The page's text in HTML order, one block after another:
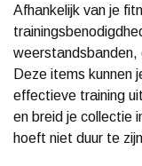
Afhankelijk van je
weerstandsbanden,
Deze items kunnen
effectieve training
en breid je collectie
hoeft niet duur te